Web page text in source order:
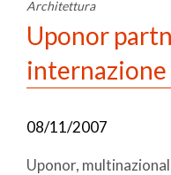
Architettura
Uponor
08/11/2007
Uponor,